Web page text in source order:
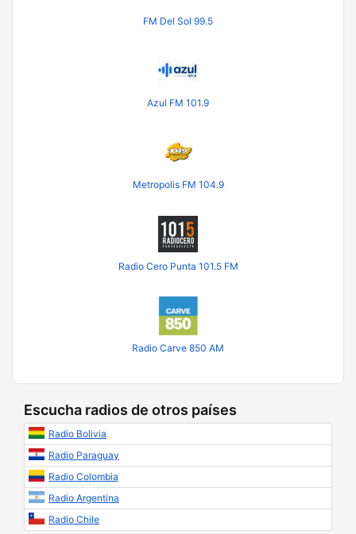
FM Del Sol 99.5
Azul FM 101.9
Metropolis FM 104.9
Radio Cero Punta 101.5 FM
Radio Carve 850 AM
Escucha radios de otros países
Radio Bolivia
Radio Paraguay
Radio Colombia
Radio Argentina
Radio Chile